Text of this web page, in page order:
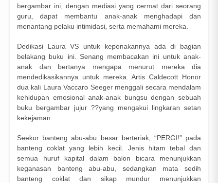
bergambar ini, dengan mediasi yang cermat dari seorang
guru, dapat membantu anak-anak menghadapi dan
menantang pelaku intimidasi, serta memahami mereka.
Dedikasi Laura VS untuk keponakannya ada di bagian
belakang buku ini. Senang membacakan ini untuk anak-
anak dan bertanya mengapa menurut mereka dia
mendedikasikannya untuk mereka. Artis Caldecott Honor
dua kali Laura Vaccaro Seeger menggali secara mendalam
kehidupan emosional anak-anak bungsu dengan sebuah
buku bergambar jujur ??yang mengakui lingkaran setan
kekejaman.
Seekor banteng abu-abu besar berteriak, “PERGI!” pada
banteng coklat yang lebih kecil. Jenis hitam tebal dan
semua huruf kapital dalam balon bicara menunjukkan
keganasan banteng abu-abu, sedangkan mata sedih
banteng coklat dan sikap mundur menunjukkan